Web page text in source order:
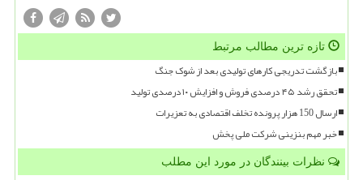
تازه ترین مطالب مرتبط
بازگشت تدریجی کارهای تولیدی بعد از شوک جنگ
تحقق رشد ۴۵ درصدی فروش و افزایش ۱۰ درصدی تولید
ارسال 150 هزار پرونده تخلف اقتصادی به تعزیرات
خبر مهم بنزینی شرکت ملی پخش
نظرات بینندگان در مورد این مطلب